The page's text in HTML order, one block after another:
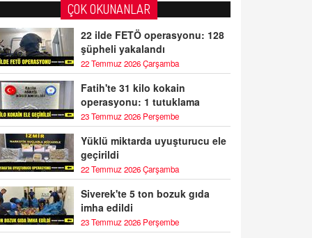
ÇOK OKUNANLAR
22 ilde FETÖ operasyonu: 128
şüpheli yakalandı
22 Temmuz 2026 Çarşamba
Fatih'te 31 kilo kokain
operasyonu: 1 tutuklama
23 Temmuz 2026 Perşembe
Yüklü miktarda uyuşturucu ele
geçirildi
22 Temmuz 2026 Çarşamba
Siverek'te 5 ton bozuk gıda
imha edildi
23 Temmuz 2026 Perşembe